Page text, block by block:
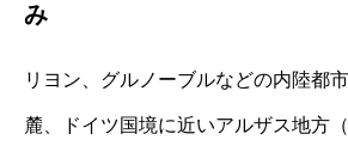
み
リヨン、グルノーブルなどの内陸都
麓、ドイツ国境に近いアルザス地方